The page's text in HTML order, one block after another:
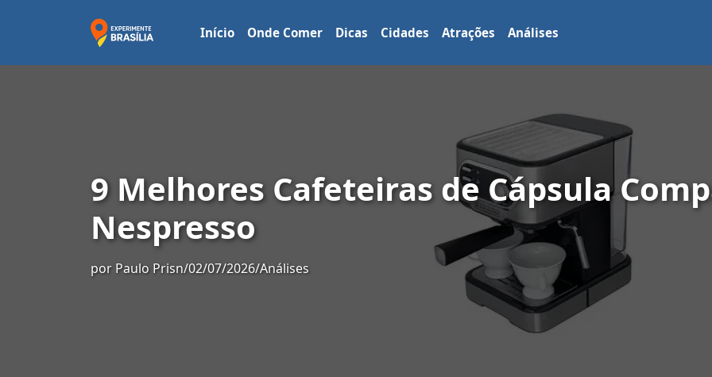
Início Onde Comer Dicas Cidades Atrações Análises
9 Melhores Cafeteiras de Cápsula
Nespresso
por Paulo Prisn/02/07/2026/Análises